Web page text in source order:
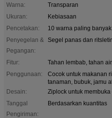
Warna:
Transparan
Ukuran:
Kebiasaan
Pencetakan:
10 warna paling banyak
Penyegelan &
Pegangan:
Segel panas dan
Fitur:
Tahan lembab, tahan
Penggunaan:
Cocok untuk makanan
tanaman, bubuk, jamu
Desain:
Ziplock untuk
Tanggal
Pengiriman:
Berdasarkan kuantitas